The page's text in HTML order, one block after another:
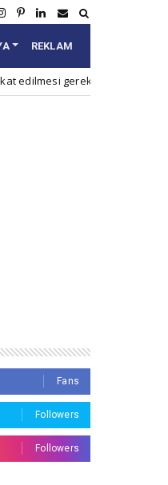
REKLAM
gereken 10 nokta
Fans
Followers
Followers